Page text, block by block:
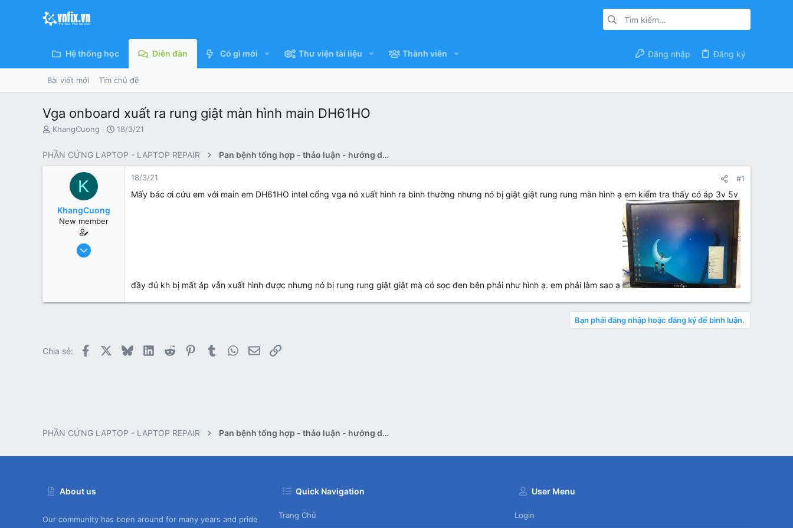
Hệ thống học Diễn đàn Có gì mới Thư viện tài liệu Thành viên Đăng nhập Đăng ký
Bài viết mới Tìm chủ đề
Vga onboard xuất ra rung giật màn hình main DH61HO
N
ư
ờ
KhangCuong
N
à
y
18/3/21
PHẦN CỨNG LAPTOP - LAPTOP REPAIR Pan bệnh tổng hợp - thảo luận - hướng dẫn sửa
K
KhangCuong
New member
18/3/21 #1
Mấy bác ơi cứu em với main em DH61HO intel cổng vga nó xuất hình ra bình thường nhưng nó bị giật giật rung rung màn hình ạ em kiểm tra thấy có áp 3v 5v
đầy đủ kh bị mất áp vẫn xuất hình được nhưng nó bị rung rung giật giật mà có sọc đen bên phải như hình ạ. em phải làm sao ạ
Bạn phải đăng nhập hoặc đăng ký để bình luận.
Chia sẻ: Facebook BlueskyLinkedIn
Reddit PinterestTumblrWhatsApp
EmailLink
PHẦN CỨNG LAPTOP - LAPTOP REPAIR Pan bệnh tổng hợp - thảo luận - hướng dẫn sửa
About us
Our community has been around for many years and pride
Quick Navigation
Trang Chủ
User Menu
Login